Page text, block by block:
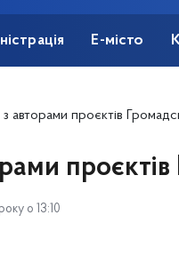
Е-місто
авторами проєктів
о 13:10